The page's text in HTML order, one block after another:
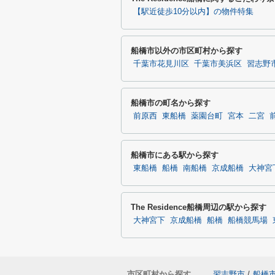
【駅近徒歩10分以内】の物件特集
船橋市以外の市区町村から探す
千葉市花見川区 千葉市美浜区 習志野
船橋市の町名から探す
前原西 東船橋 薬園台町 宮本 二宮
船橋市にある駅から探す
東船橋 船橋 南船橋 京成船橋 大神宮
The Residence船橋周辺の駅から探す
大神宮下 京成船橋 船橋 船橋競馬場